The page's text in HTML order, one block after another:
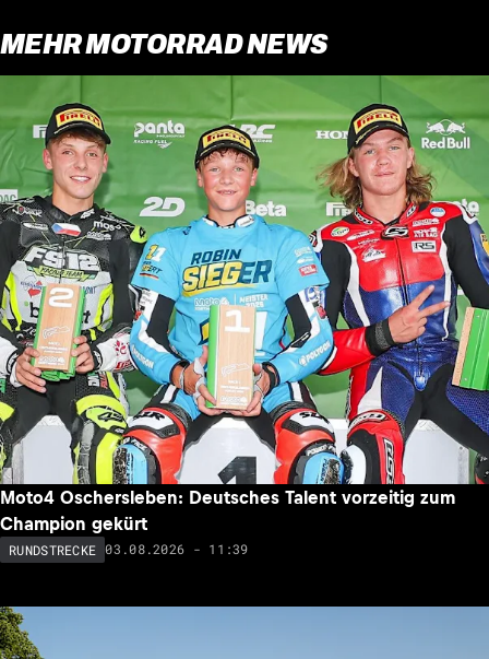
MEHR MOTORRAD NEWS
Moto4 Oschersleben: Deutsches Talent vorzeitig zum
Champion gekürt
RUNDSTRECKE 03.08.2026 - 11:39